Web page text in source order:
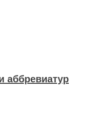
аббревиатур